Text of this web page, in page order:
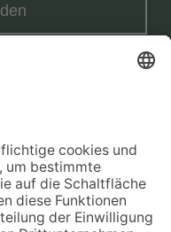
ich mich mit der
einverstanden.